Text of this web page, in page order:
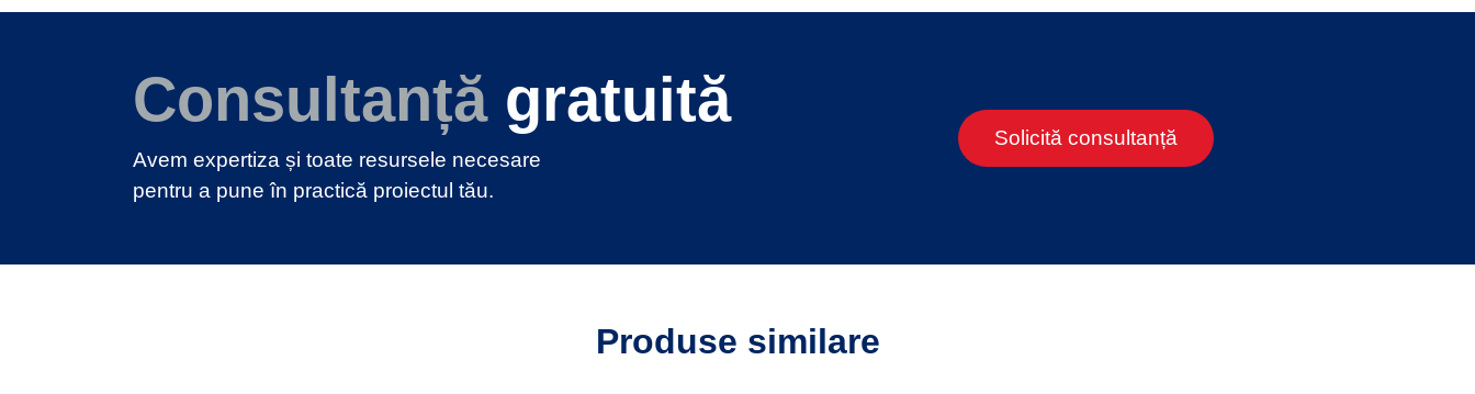
Consultanțăgratuită
Avem expertiza și toate resursele necesare
pentru a pune în practică proiectul tău.
Solicită consultanță
Produse similare